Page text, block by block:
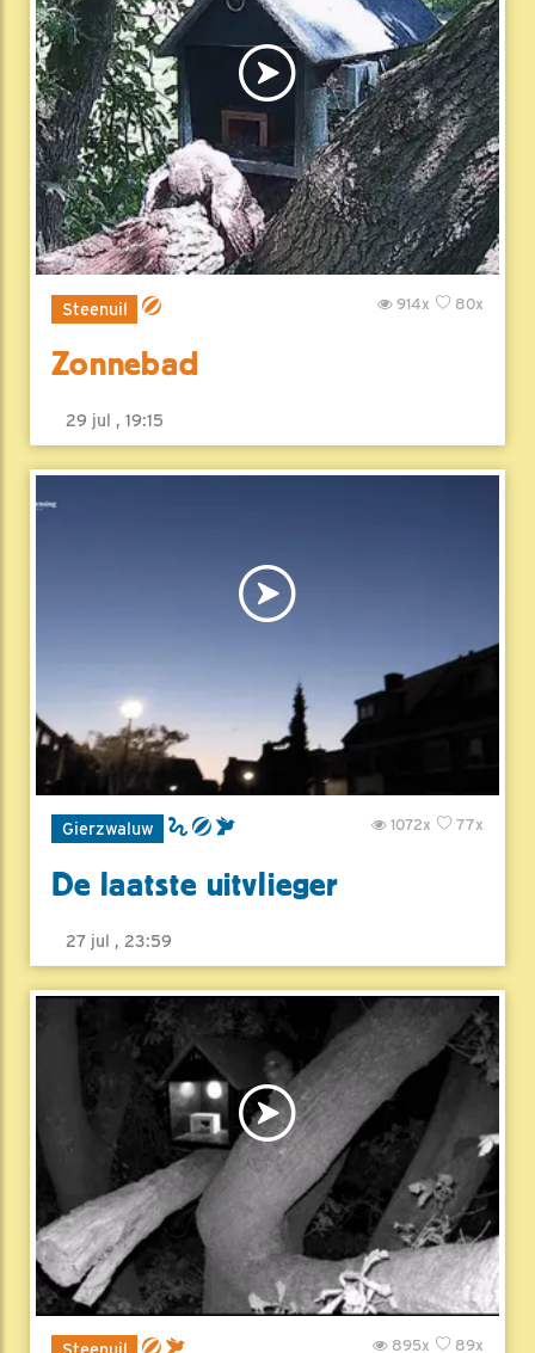
Steenuil 80x
914x
Zonnebad
29 jul , 19:15
Gierzwaluw 77x
1072x
De laatste uitvlieger
27 jul , 23:59
Steenuil 89x
895x